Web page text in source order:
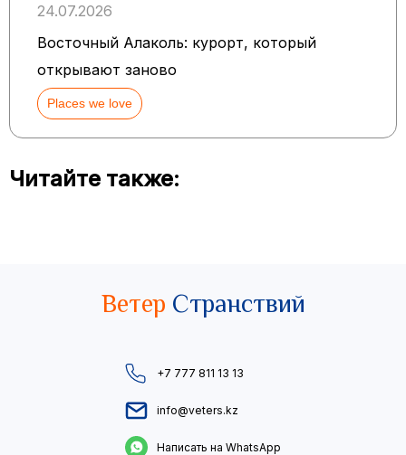
24.07.2026
Восточный Алаколь: курорт, который
открывают заново
Places we love
Читайте также:
Ветер Странствий
+7 777 811 13 13
info@veters.kz
Написать на WhatsApp